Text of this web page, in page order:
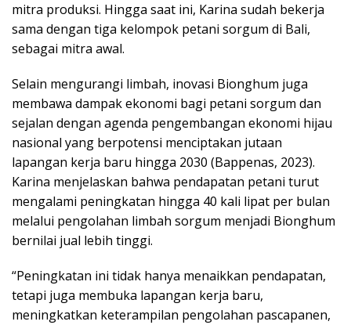
mitra produksi. Hingga saat ini, Karina sudah bekerja
sama dengan tiga kelompok petani sorgum di Bali,
sebagai mitra awal.
Selain mengurangi limbah, inovasi Bionghum juga
membawa dampak ekonomi bagi petani sorgum dan
sejalan dengan agenda pengembangan ekonomi hijau
nasional yang berpotensi menciptakan jutaan
lapangan kerja baru hingga 2030 (Bappenas, 2023).
Karina menjelaskan bahwa pendapatan petani turut
mengalami peningkatan hingga 40 kali lipat per bulan
melalui pengolahan limbah sorgum menjadi Bionghum
bernilai jual lebih tinggi.
“Peningkatan ini tidak hanya menaikkan pendapatan,
tetapi juga membuka lapangan kerja baru,
meningkatkan keterampilan pengolahan pascapanen,